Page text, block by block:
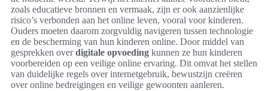
zoals educatieve bronnen en vermaak, zijn er ook aanzienlijke
risico’s verbonden aan het online leven, vooral voor kinderen.
Ouders moeten daarom zorgvuldig navigeren tussen technologie
en de bescherming van hun kinderen online. Door middel van
gesprekken overdigitale opvoeding kunnen ze hun kinderen
voorbereiden op een veilige online ervaring. Dit omvat het stellen
van duidelijke regels over internetgebruik, bewustzijn creëren
over online bedreigingen en veilige gewoonten aanleren.